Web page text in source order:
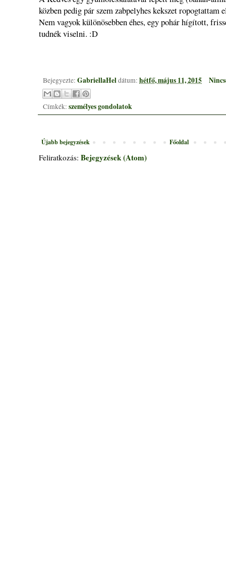
közben pedig pár szem zabpelyhes kekszet ropogtattam
Nem vagyok különösebben éhes, egy pohár hígított,
tudnék viselni. :D
Bejegyezte: GabriellaHeldátum: hétfő, május 11, 2015
Címkék: személyes gondolatok
Újabb bejegyzések Főoldal
Feliratkozás: Bejegyzések (Atom)